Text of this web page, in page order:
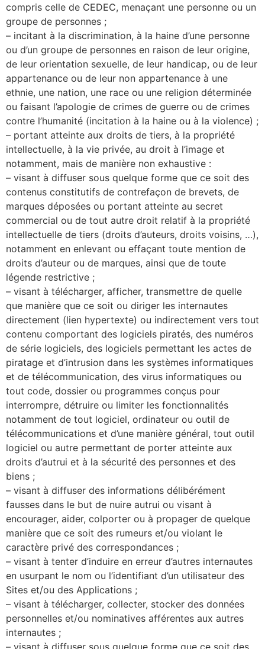
compris celle de CEDEC, menaçant une personne ou un
groupe de personnes ;
– incitant à la discrimination, à la haine d’une personne
ou d’un groupe de personnes en raison de leur origine,
de leur orientation sexuelle, de leur handicap, ou de leur
appartenance ou de leur non appartenance à une
ethnie, une nation, une race ou une religion déterminée
ou faisant l’apologie de crimes de guerre ou de crimes
contre l’humanité (incitation à la haine ou à la violence) ;
– portant atteinte aux droits de tiers, à la propriété
intellectuelle, à la vie privée, au droit à l’image et
notamment, mais de manière non exhaustive :
– visant à diffuser sous quelque forme que ce soit des
contenus constitutifs de contrefaçon de brevets, de
marques déposées ou portant atteinte au secret
commercial ou de tout autre droit relatif à la propriété
intellectuelle de tiers (droits d’auteurs, droits voisins, …),
notamment en enlevant ou effaçant toute mention de
droits d’auteur ou de marques, ainsi que de toute
légende restrictive ;
– visant à télécharger, afficher, transmettre de quelle
que manière que ce soit ou diriger les internautes
directement (lien hypertexte) ou indirectement vers tout
contenu comportant des logiciels piratés, des numéros
de série logiciels, des logiciels permettant les actes de
piratage et d’intrusion dans les systèmes informatiques
et de télécommunication, des virus informatiques ou
tout code, dossier ou programmes conçus pour
interrompre, détruire ou limiter les fonctionnalités
notamment de tout logiciel, ordinateur ou outil de
télécommunications et d’une manière général, tout outil
logiciel ou autre permettant de porter atteinte aux
droits d’autrui et à la sécurité des personnes et des
biens ;
– visant à diffuser des informations délibérément
fausses dans le but de nuire autrui ou visant à
encourager, aider, colporter ou à propager de quelque
manière que ce soit des rumeurs et/ou violant le
caractère privé des correspondances ;
– visant à tenter d’induire en erreur d’autres internautes
en usurpant le nom ou l’identifiant d’un utilisateur des
Sites et/ou des Applications ;
– visant à télécharger, collecter, stocker des données
personnelles et/ou nominatives afférentes aux autres
internautes ;